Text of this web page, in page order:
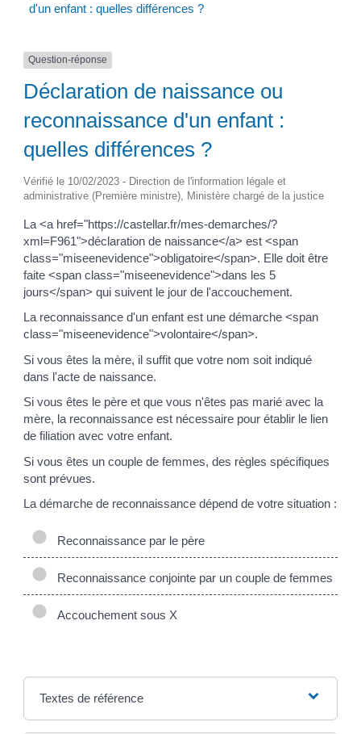
d'un enfant : quelles différences ?
Question-réponse
Déclaration de naissance ou
reconnaissance d'un enfant :
quelles différences ?
Vérifié le 10/02/2023 - Direction de l'information légale et
administrative (Première ministre), Ministère chargé de la justice
La <a href="https://castellar.fr/mes-demarches/?
xml=F961">déclaration de naissance</a> est <span
class="miseenevidence">obligatoire</span>. Elle doit être
faite <span class="miseenevidence">dans les 5
jours</span> qui suivent le jour de l'accouchement.
La reconnaissance d'un enfant est une démarche <span
class="miseenevidence">volontaire</span>.
Si vous êtes la mère, il suffit que votre nom soit indiqué
dans l'acte de naissance.
Si vous êtes le père et que vous n'êtes pas marié avec la
mère, la reconnaissance est nécessaire pour établir le lien
de filiation avec votre enfant.
Si vous êtes un couple de femmes, des règles spécifiques
sont prévues.
La démarche de reconnaissance dépend de votre situation :
Reconnaissance par le père
Reconnaissance conjointe par un couple de femmes
Accouchement sous X
Textes de référence